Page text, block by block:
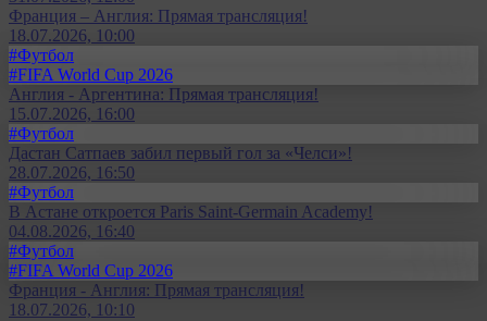
Франция – Англия: Прямая трансляция!
18.07.2026, 10:00
#Футбол
#FIFA World Cup 2026
Англия - Аргентина: Прямая трансляция!
15.07.2026, 16:00
#Футбол
Дастан Сатпаев забил первый гол за «Челси»!
28.07.2026, 16:50
#Футбол
В Астане откроется Paris Saint-Germain Academy!
04.08.2026, 16:40
#Футбол
#FIFA World Cup 2026
Франция - Англия: Прямая трансляция!
18.07.2026, 10:10